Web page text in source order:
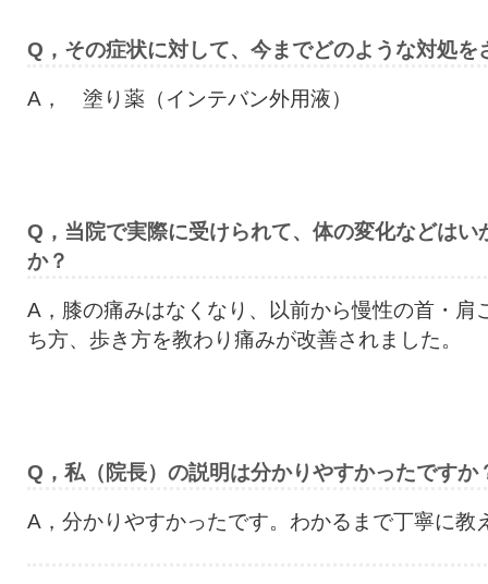
Q，その症状に対して、今までどのような対処を
A， 塗り薬（インテバン外用液）
Q，当院で実際に受けられて、体の変化などはい
か？
A，膝の痛みはなくなり、以前から慢性の首・肩
ち方、歩き方を教わり痛みが改善されました。
Q，私（院長）の説明は分かりやすかったですか
A，分かりやすかったです。わかるまで丁寧に教